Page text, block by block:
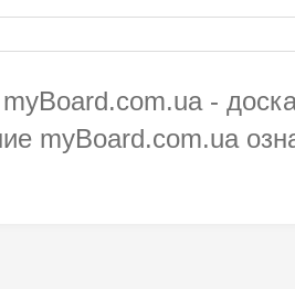
myBoard.com.ua -
myBoard.com.ua